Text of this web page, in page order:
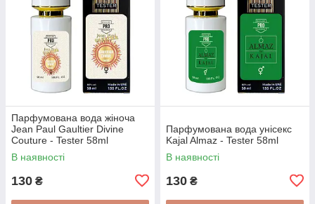
Парфумована вода жіноча
Jean Paul Gaultier Divine
Couture - Tester 58ml
В наявності
130 ₴
Парфумована вода унісекс
Kajal Almaz - Tester 58ml
В наявності
130 ₴